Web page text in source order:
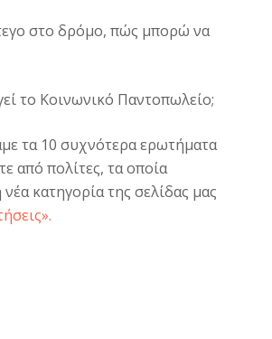
στο δρόμο, πώς μπορώ να
το Κοινωνικό Παντοπωλείο;
τα 10 συχνότερα ερωτήματα
από πολίτες, τα οποία
κατηγορία της σελίδας μας